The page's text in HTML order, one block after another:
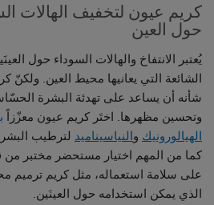
كريم عيون لتخفيف الهالات
حول العين
يُعتبر الانتفاخ والهالات السوداء حول
الشائعة التي يعانيها محيط العين. ولكنّ
شأنه أن يساعد على تهدئة البشرة
وتحسين مظهرها. اختَر كريم عيون معزّزاً
الهيالورونيك والنياسيناميد لترطيب
كما من المهم اختيار مستحضر مختبر من
على سلامة استعماله، مثل كريم ترميم
الذي يمكن استخدامه حول العينَين.